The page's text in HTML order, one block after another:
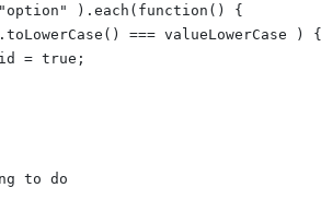
).each(function() {
=== valueLowerCase ) {
= true;
to do